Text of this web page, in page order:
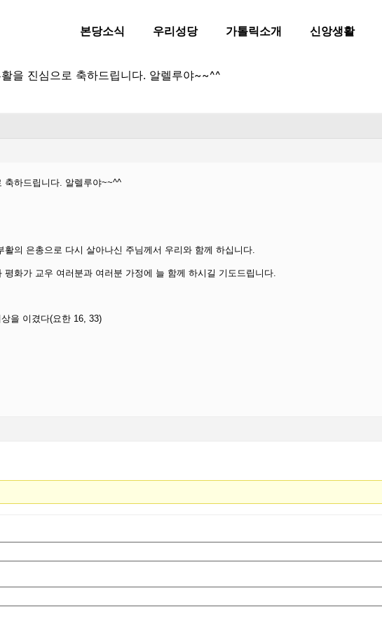
본당소식 우리성당 가톨릭소개 신앙생활
을 진심으로 축하드립니다. 알렐루야~~^^
축하드립니다. 알렐루야~~^^
활의 은총으로 다시 살아나신 주님께서 우리와 함께 하십니다.
평화가 교우 여러분과 여러분 가정에 늘 함께 하시길 기도드립니다.
을 이겼다(요한 16, 33)